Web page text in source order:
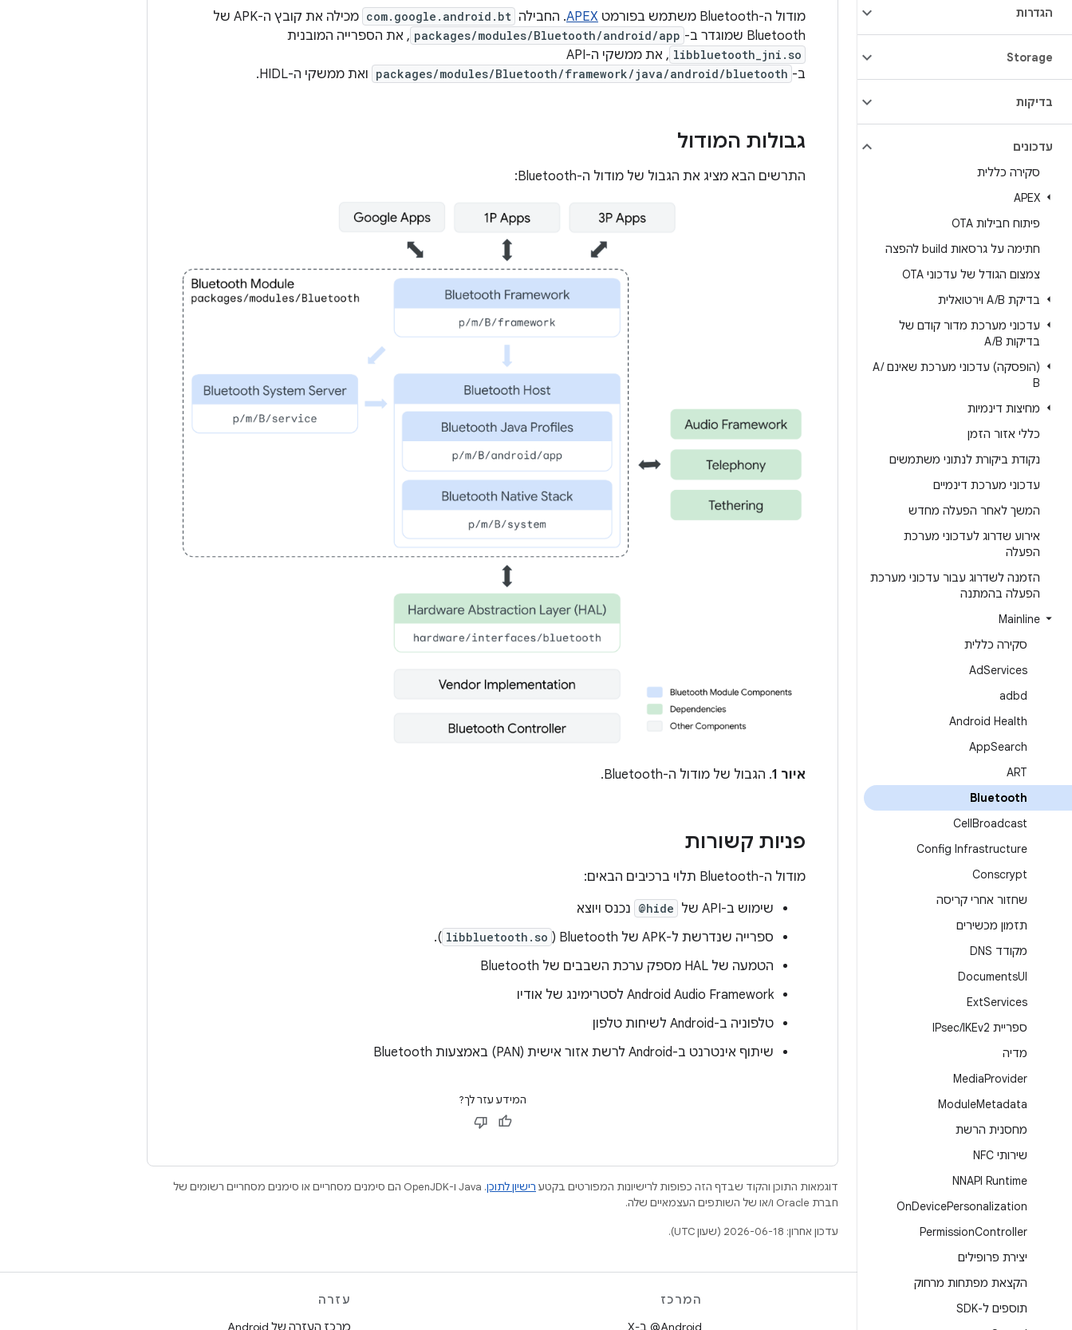
הגדרות
Storage
בדיקות
עדכונים
סקירה כללית
APEX
פיתוח חבילות OTA
חתימה על גרסאות build להפצה
צמצום הגודל של עדכוני OTA
בדיקת A
/B וירטואלית
עדכוני מערכת מדור קודם של
בדיקות A
/B
(הופסקה) עדכוני מערכת שאינם A/
B
מחיצות דינמיות
כללי אזור הזמן
נקודת ביקורת לנתוני משתמשים
עדכוני מערכת דינמיים
המשך לאחר הפעלה מחדש
אירוע שדרוג לעדכוני מערכת
הפעלה
הזמנה לשדרוג עבור עדכוני מערכת
הפעלה בהמתנה
Mainline
סקירה כללית
AdServices
adbd
Android Health
AppSearch
ART
Bluetooth
CellBroadcast
Config Infrastructure
Conscrypt
שחזור אחרי קריסה
תזמון מכשירים
מקודד DNS
DocumentsUI
ExtServices
ספריית IPsec
/IKEv2
מדיה
MediaProvider
ModuleMetadata
מחסנית הרשת
שירותי NFC
NNAPI Runtime
OnDevicePersonalization
PermissionController
יצירת פרופילים
הקצאת מפתחות מרחוק
תוספים ל-SDK
מודול ה-Bluetooth משתמש בפורמט APEX. החבילה com.google.android.bt
מכילה את קובץ ה-APK של
Bluetooth שמוגדר ב-
packages/modules/Bluetooth/android/app , את הספרייה המובנית
libbluetooth_jni.so
, את ממשקי ה-API
ב- packages/modules/Bluetooth/framework/java/android/bluetooth ואת ממשקי ה-HIDL.
גבולות המודול
התרשים הבא מציג את הגבול של מודול ה-Bluetooth:
איור 1 . הגבול של מודול ה-Bluetooth.
פניות קשורות
מודול ה-Bluetooth תלוי ברכיבים הבאים:
שימוש ב-API של
@hide נכנס ויוצא
ספרייה שנדרשת ל-APK של Bluetooth‏ (
libbluetooth.so
).
הטמעה של HAL מספק ערכת השבבים של Bluetooth
‫Android Audio Framework לסטרימינג של אודיו
טלפוניה ב-Android לשיחות טלפון
שיתוף אינטרנט ב-Android לרשת אזור אישית (PAN) באמצעות Bluetooth
המידע עזר לך?
דוגמאות התוכן והקוד שבדף הזה כפופות לרישיונות המפורטים בקטע רישיון לתוכן
.‏ Java ו-OpenJDK הם סימנים מסחריים או סימנים מסחריים רשומים של
חברת Oracle ו/או של השותפים העצמאיים שלה.
עדכון אחרון: 2026-06-18 (שעון UTC).
מאגר Android
המרכז
‫‎@Android ב-X
עזרה
מרכז העזרה של Android